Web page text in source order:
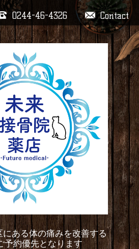
Contact
0244-46-4326
にある体の痛みを改善する
予約優先となります